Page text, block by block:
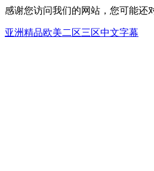
感谢您访问我们的网站，您可能还
亚洲精品欧美二区三区中文字幕